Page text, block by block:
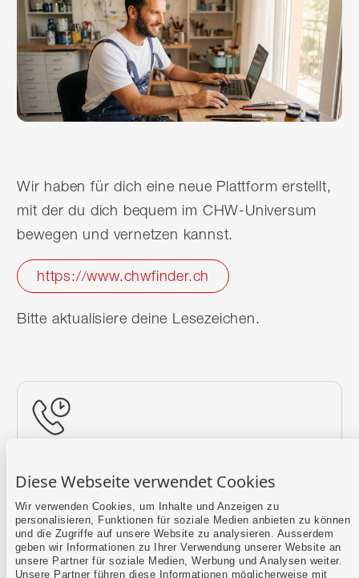
Diese Webseite verwendet Cookies
Wir verwenden Cookies, um Inhalte und Anzeigen zu
personalisieren, Funktionen für soziale Medien anbieten zu können
und die Zugriffe auf unsere Website zu analysieren. Ausserdem
geben wir Informationen zu Ihrer Verwendung unserer Website an
unsere Partner für soziale Medien, Werbung und Analysen weiter.
Unsere Partner führen diese Informationen möglicherweise mit
Wir haben für dich eine neue Plattform erstellt,
mit der du dich bequem im CHW-Universum
bewegen und vernetzen kannst.
https://www.chwfinder.ch
Bitte aktualisiere deine Lesezeichen.
Mehr erfahren